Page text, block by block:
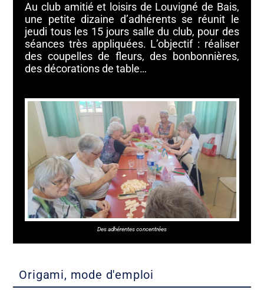
Au club amitié et loisirs de Louvigné de Bais,
une petite dizaine d’adhérents se réunit le
jeudi tous les 15 jours salle du club, pour des
séances très appliquées. L’objectif : réaliser
des coupelles de fleurs, des bonbonnières,
des décorations de table…
Des adhérentes concentrées
Origami, mode d'emploi